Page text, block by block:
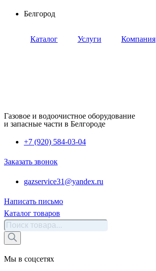
Перейти
содержимому
Белгород
Каталог Услуги Компания
Газовое и водоочистное оборудование
и запасные части в Белгороде
+7 (920) 584-03-04
Заказать звонок
gazservice31@yandex.ru
Написать письмо
Каталог товаров
Поиск
товаров
Мы в соцсетях